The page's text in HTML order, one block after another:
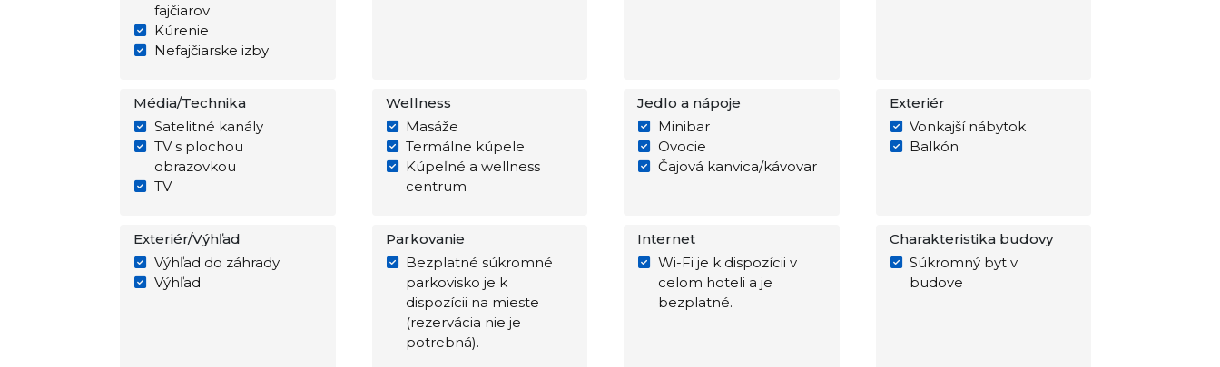
fajčiarov
Kúrenie
Nefajčiarske izby
Média/Technika
Satelitné kanály
TV s plochou
obrazovkou
TV
Wellness
Masáže
Termálne kúpele
Kúpeľné a wellness
centrum
Jedlo a nápoje
Minibar
Ovocie
Čajová kanvica/kávovar
Exteriér
Vonkajší nábytok
Balkón
Exteriér/Výhľad
Výhľad do záhrady
Výhľad
Parkovanie
Bezplatné súkromné
parkovisko je k
dispozícii na mieste
(rezervácia nie je
potrebná).
Internet
Wi-Fi je k dispozícii v
celom hoteli a je
bezplatné.
Charakteristika budovy
Súkromný byt v
budove